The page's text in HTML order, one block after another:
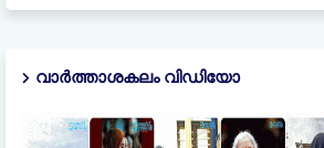
വാർത്താശകലം വിഡിയോ